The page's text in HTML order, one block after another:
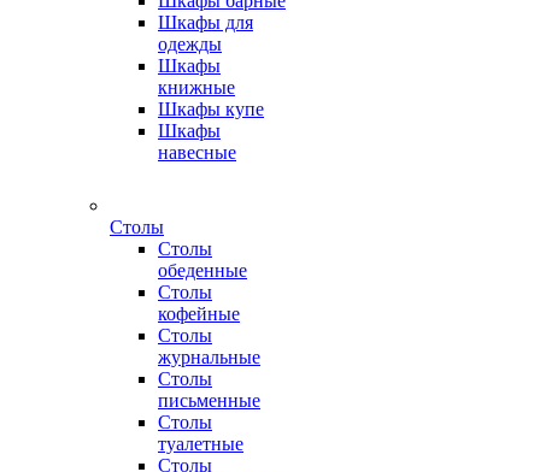
Шкафы для
одежды
Шкафы
книжные
Шкафы купе
Шкафы
навесные
Столы
Столы
обеденные
Столы
кофейные
Столы
журнальные
Столы
письменные
Столы
туалетные
Столы